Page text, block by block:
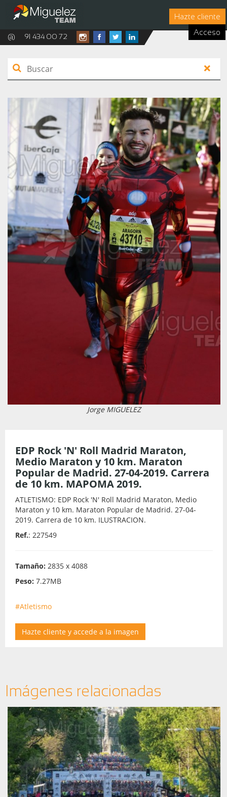
Hazte cliente
Acceso
@ 91 434 00 72
Jorge MIGUELEZ
EDP Rock 'N' Roll Madrid Maraton,
Medio Maraton y 10 km. Maraton
Popular de Madrid. 27-04-2019. Carrera
de 10 km. MAPOMA 2019.
ATLETISMO: EDP Rock 'N' Roll Madrid Maraton, Medio
Maraton y 10 km. Maraton Popular de Madrid. 27-04-
2019. Carrera de 10 km. ILUSTRACION.
Ref.: 227549
Tamaño: 2835 x 4088
Peso: 7.27MB
#Atletismo
Hazte cliente y accede a la imagen
Imágenes relacionadas